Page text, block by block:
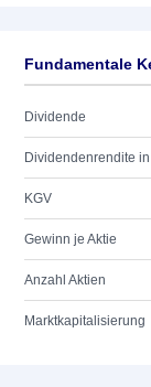
Fundamentale
Dividende
Dividendenrendite
KGV
Gewinn je Aktie
Anzahl Aktien
Marktkapitalisierung